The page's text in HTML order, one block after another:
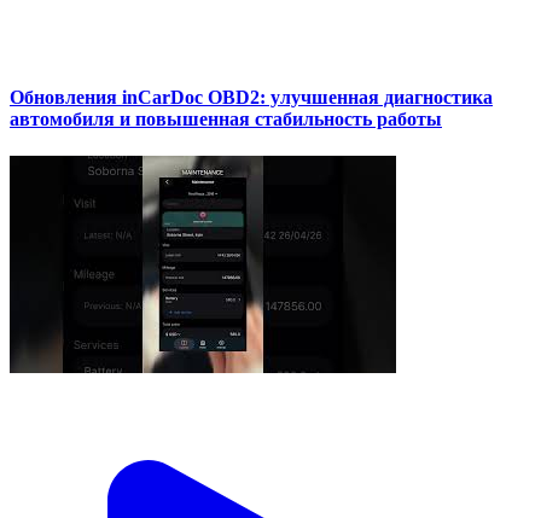
Обновления inCarDoc OBD2: улучшенная диагностика
автомобиля и повышенная стабильность работы